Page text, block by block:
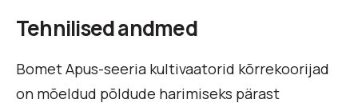
Tehnilised andmed
Bomet Apus-seeria kultivaatorid kõrrekoorijad
on mõeldud põldude harimiseks pärast